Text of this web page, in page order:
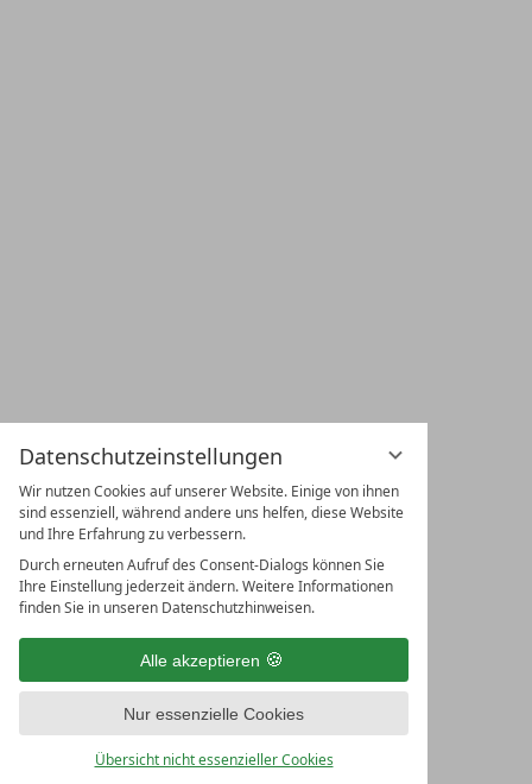
Datenschutzeinstellungen
Wir nutzen Cookies auf unserer Website. Einige von ihnen
sind essenziell, während andere uns helfen, diese Website
und Ihre Erfahrung zu verbessern.
Durch erneuten Aufruf des Consent-Dialogs können Sie
Ihre Einstellung jederzeit ändern. Weitere Informationen
finden Sie in unseren Datenschutzhinweisen.
Alle akzeptieren
Nur essenzielle Cookies
Übersicht nicht essenzieller Cookies